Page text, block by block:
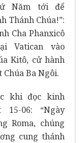
Năm tới để
Thánh Chúa!”:
Cha Phanxicô
Vatican vào
Kitô, cử hành
Ba Ngôi.
khi đọc kinh
06: “Ngày
Roma, chúng
cung thánh